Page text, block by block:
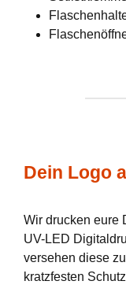
Dein Logo
Wir drucken eure
UV-LED
versehen diese
kratzfesten